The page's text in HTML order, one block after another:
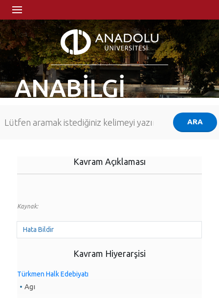
ANABİLGİ
Kavram Açıklaması
Kaynak:
Hata Bildir
Kavram Hiyerarşisi
Türkmen Halk Edebiyatı
Agı